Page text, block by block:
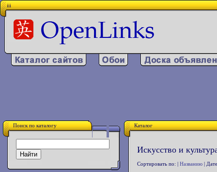
iii
Поиск по каталогу Каталог
Искусство и
Сортировать по: | Названию |